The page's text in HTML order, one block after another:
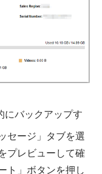
にバックアップす
セージ」タブを選
プレビューして確
ト」ボタンを押し